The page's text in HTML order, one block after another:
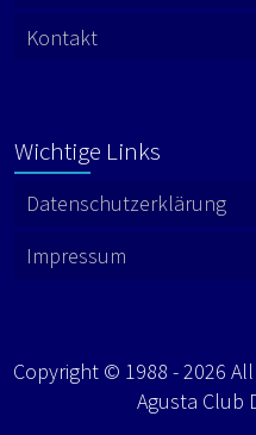
Kontakt
Wichtige Links
Datenschutzerklärung
Impressum
Copyright © 1988 - 2026
Agusta Club